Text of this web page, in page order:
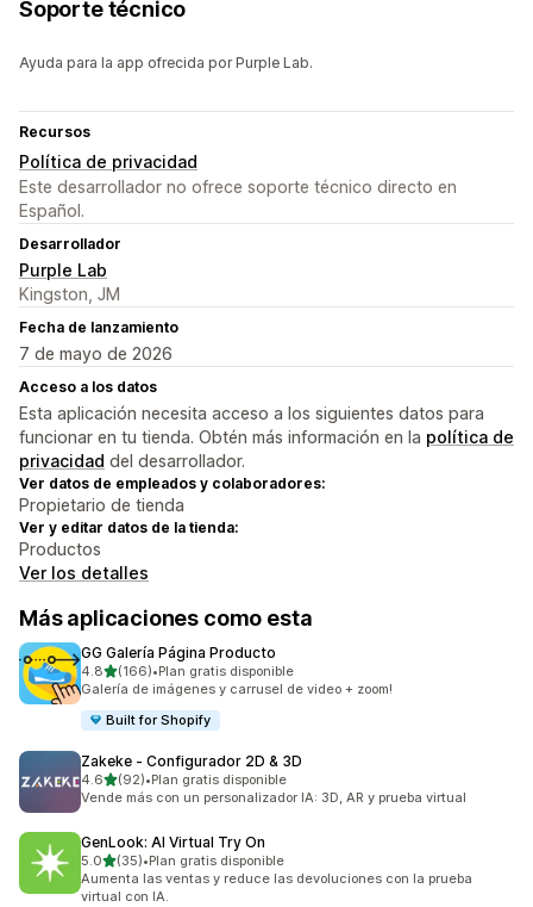
Soporte técnico
Ayuda para la app ofrecida por Purple Lab.
Recursos
Política de privacidad
Este desarrollador no ofrece soporte técnico directo en
Español.
Desarrollador
Purple Lab
Kingston, JM
Fecha de lanzamiento
7 de mayo de 2026
Acceso a los datos
Esta aplicación necesita acceso a los siguientes datos para
funcionar en tu tienda. Obtén más información en la política de
privacidad del desarrollador.
Ver datos de empleados y colaboradores:
Propietario de tienda
Ver y editar datos de la tienda:
Productos
Ver los detalles
Más aplicaciones como esta
GG Galería Página Producto
4.8de 5 estrellas
(166)
166 reseñas en total
•Plan gratis disponible
Galería de imágenes y carrusel de video + zoom!
Built for Shopify
Zakeke ‑ Configurador 2D & 3D
4.6de 5 estrellas
(92)
92 reseñas en total
•Plan gratis disponible
Vende más con un personalizador IA: 3D, AR y prueba virtual
GenLook: AI Virtual Try On
5.0de 5 estrellas
(35)
35 reseñas en total
•Plan gratis disponible
Aumenta las ventas y reduce las devoluciones con la prueba
virtual con IA.